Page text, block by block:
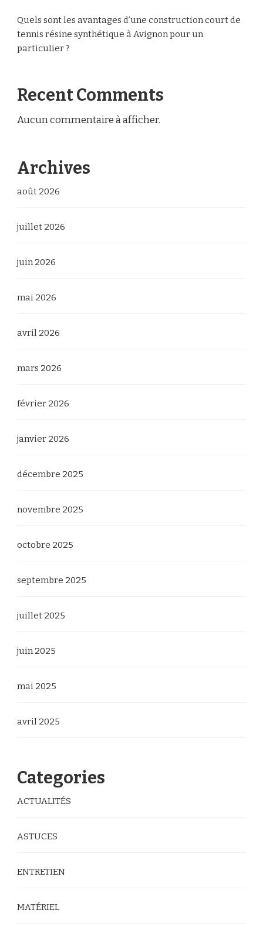
Quels sont les avantages d’une construction court de
tennis résine synthétique à Avignon pour un
particulier ?
Recent Comments
Aucun commentaire à afficher.
Archives
août 2026
juillet 2026
juin 2026
mai 2026
avril 2026
mars 2026
février 2026
janvier 2026
décembre 2025
novembre 2025
octobre 2025
septembre 2025
juillet 2025
juin 2025
mai 2025
avril 2025
Categories
ACTUALITÉS
ASTUCES
ENTRETIEN
MATÉRIEL